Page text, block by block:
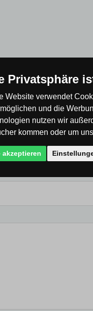
seien Sie der Erste!
Privatsphäre
Website verwendet
und die
nutzen wir
kommen oder um
akzeptieren